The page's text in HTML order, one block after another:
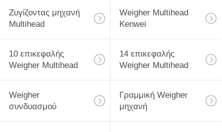
Ζυγίζοντας μηχανή
Multihead
Weigher Multihead
Kenwei
10 επικεφαλής
Weigher Multihead
14 επικεφαλής
Weigher Multihead
Weigher
συνδυασμού
Γραμμική Weigher
μηχανή